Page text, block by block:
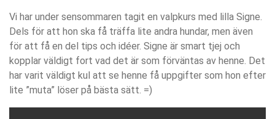
Vi har under sensommaren tagit en valpkurs med lilla Signe.
Dels för att hon ska få träffa lite andra hundar, men även
för att få en del tips och idéer. Signe är smart tjej och
kopplar väldigt fort vad det är som förväntas av henne. Det
har varit väldigt kul att se henne få uppgifter som hon efter
lite ”muta” löser på bästa sätt. =)